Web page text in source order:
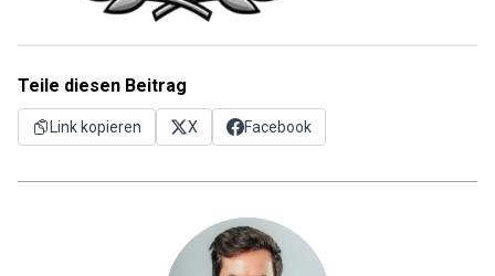
Teile diesen Beitrag
Link kopieren X Facebook